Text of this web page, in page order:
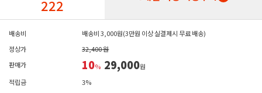
222
배송비
배송비 3,000원(3만원 이상 실결제시 무료 배송)
정상가
32,400 원
판매가
10% 29,000원
적립금
3%